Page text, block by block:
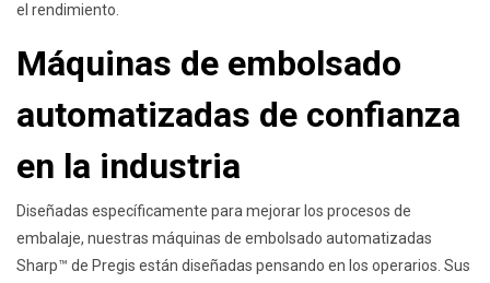
el rendimiento.
Máquinas de embolsado
automatizadas de confianza
en la industria
Diseñadas específicamente para mejorar los procesos de
embalaje, nuestras máquinas de embolsado automatizadas
Sharp™ de Pregis están diseñadas pensando en los operarios. Sus